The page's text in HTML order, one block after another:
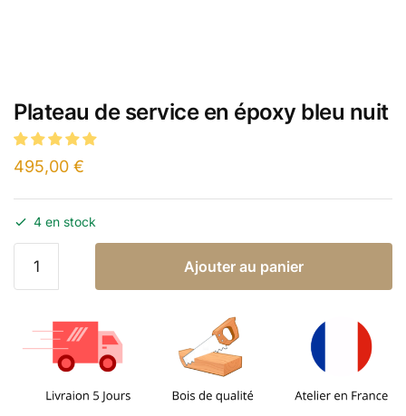
Plateau de service en époxy bleu nuit
495,00 €
4 en stock
Ajouter au panier